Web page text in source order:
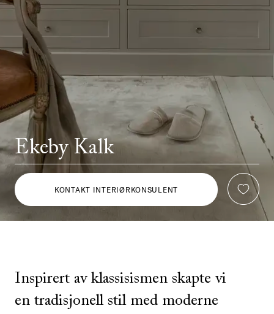
Ekeby Kalk
KONTAKT INTERIØRKONSULENT
Inspirert av klassisismen skapte vi
en tradisjonell stil med moderne